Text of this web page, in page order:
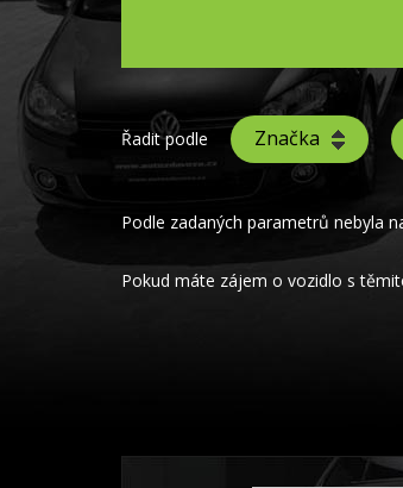
Řadit podle Značka
Podle zadaných parametrů nebyla
Pokud máte zájem o vozidlo s